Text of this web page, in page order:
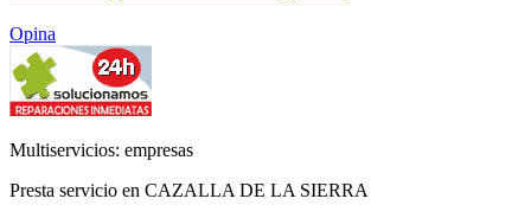
Opina
Multiservicios: empresas
Presta servicio en CAZALLA DE LA SIERRA